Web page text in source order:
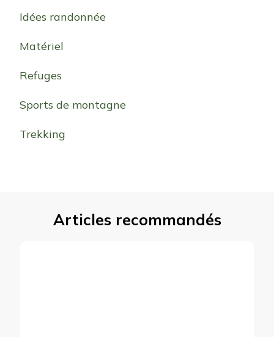
Idées randonnée
Matériel
Refuges
Sports de montagne
Trekking
Articles recommandés